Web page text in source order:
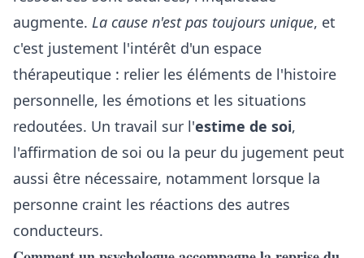
augmente. La cause n'est pas toujours unique, et
c'est justement l'intérêt d'un espace
thérapeutique : relier les éléments de l'histoire
personnelle, les émotions et les situations
redoutées. Un travail sur l'estime de soi,
l'affirmation de soi ou la peur du jugement peut
aussi être nécessaire, notamment lorsque la
personne craint les réactions des autres
conducteurs.